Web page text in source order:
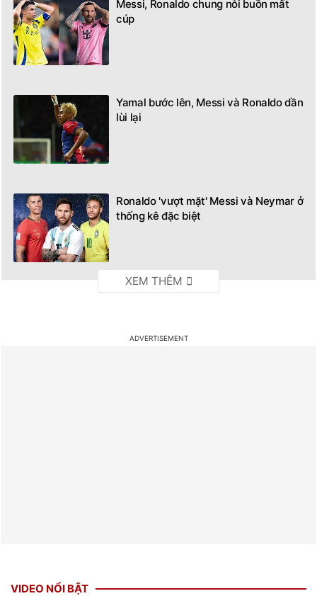
Messi, Ronaldo chung nỗi buồn mất
cúp
Yamal bước lên, Messi và Ronaldo dần
lùi lại
Ronaldo 'vượt mặt' Messi và Neymar ở
thống kê đặc biệt
VIDEO NỔI BẬT